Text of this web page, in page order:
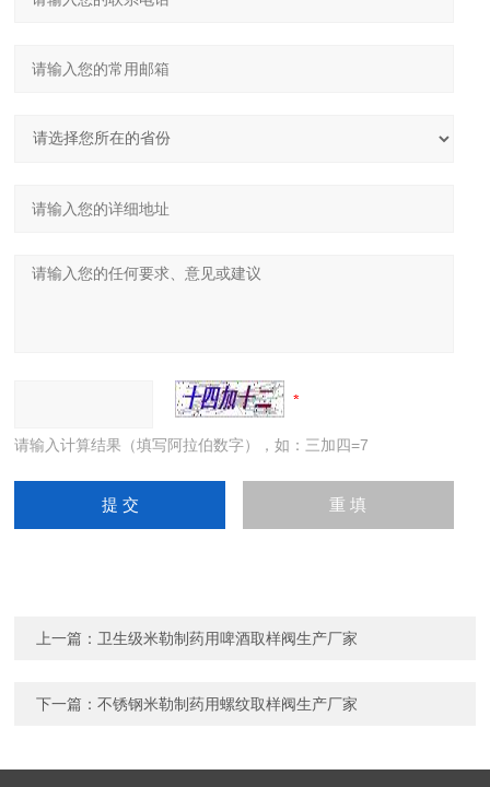
请输入计算结果（填写阿拉伯数字），如：三加四=7
上一篇： 卫生级米勒制药用啤酒取样阀生产厂家
下一篇：不锈钢米勒制药用螺纹取样阀生产厂家